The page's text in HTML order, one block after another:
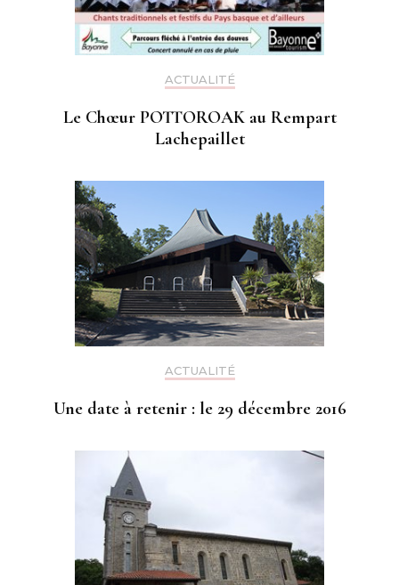
ACTUALITÉ
Le Chœur POTTOROAK au Rempart
Lachepaillet
ACTUALITÉ
Une date à retenir : le 29 décembre 2016